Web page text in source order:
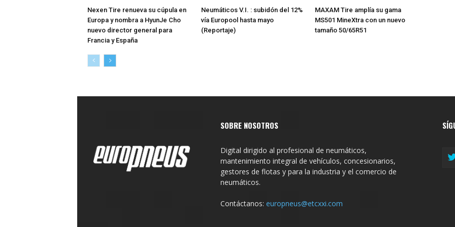
Nexen Tire renueva su cúpula en
Europa y nombra a HyunJe Cho
nuevo director general para
Francia y España
Neumáticos V.I. : subidón del 12%
vía Europool hasta mayo
(Reportaje)
MAXAM Tire amplía su gama
MS501 MineXtra con un nuevo
tamaño 50/65R51
SOBRE NOSOTROS
Digital dirigido al profesional de neumáticos,
mantenimiento integral de vehículos, concesionarios,
gestores de flotas y para la industria y el comercio de
neumáticos.
Contáctanos: europneus@etcxxi.com